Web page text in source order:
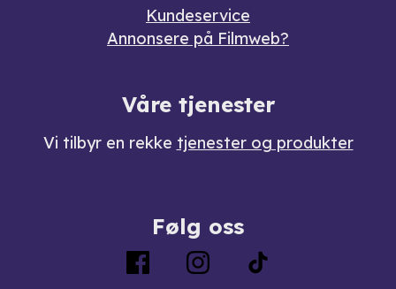
Kundeservice
Annonsere på Filmweb?
Våre tjenester
Vi tilbyr en rekke tjenester og produkter
Følg oss